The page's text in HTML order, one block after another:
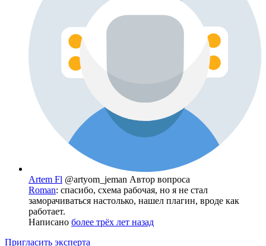
Artem Fl @artyom_jeman Автор вопроса
Roman: спасибо, схема рабочая, но я не стал
заморачиваться настолько, нашел плагин, вроде как
работает.
Написано более трёх лет назад
Пригласить эксперта